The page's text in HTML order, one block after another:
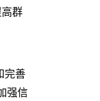
群
完善
强信